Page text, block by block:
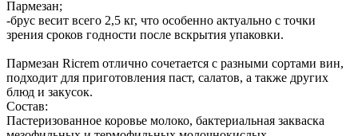
Пармезан;
-брус весит всего 2,5 кг, что особенно актуально с точки
зрения сроков годности после вскрытия упаковки.
Пармезан Ricrem отлично сочетается с разными сортами вин,
подходит для приготовления паст, салатов, а также других
блюд и закусок.
Состав:
Пастеризованное коровье молоко, бактериальная закваска